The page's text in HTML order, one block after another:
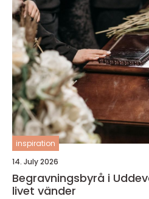
inspiration
14. July 2026
Begravningsbyrå i
livet vänder